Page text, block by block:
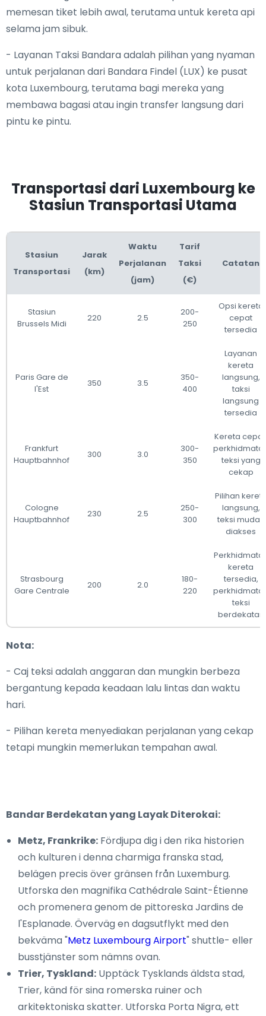
memesan tiket lebih awal, terutama untuk kereta api
selama jam sibuk.
- Layanan Taksi Bandara adalah pilihan yang nyaman
untuk perjalanan dari Bandara Findel (LUX) ke pusat
kota Luxembourg, terutama bagi mereka yang
membawa bagasi atau ingin transfer langsung dari
pintu ke pintu.
Transportasi dari Luxembourg ke
Stasiun Transportasi Utama
Stasiun
Transportasi
Jarak
(km)
Waktu
Perjalanan
(jam)
Tarif
Taksi
(€)
Catatan
Stasiun
Brussels Midi
220 2.5
200-
250
Opsi kereta
cepat
tersedia
Paris Gare de
l'Est
350 3.5
350-
400
Layanan
kereta
langsung,
taksi
langsung
tersedia
Frankfurt
Hauptbahnhof
300 3.0
300-
350
Kereta
teksi yang
cekap
Cologne
Hauptbahnhof
230 2.5
250-
300
Pilihan
langsung,
teksi mudah
diakses
Strasbourg
Gare Centrale
200 2.0
180-
220
kereta
tersedia,
teksi
berdekatan
Nota:
- Caj teksi adalah anggaran dan mungkin berbeza
bergantung kepada keadaan lalu lintas dan waktu
hari.
- Pilihan kereta menyediakan perjalanan yang cekap
tetapi mungkin memerlukan tempahan awal.
Bandar Berdekatan yang Layak Diterokai:
Metz, Frankrike: Fördjupa dig i den rika historien
och kulturen i denna charmiga franska stad,
belägen precis över gränsen från Luxemburg.
Utforska den magnifika Cathédrale Saint-Étienne
och promenera genom de pittoreska Jardins de
l'Esplanade. Överväg en dagsutflykt med den
bekväma "Metz Luxembourg Airport" shuttle- eller
busstjänster som nämns ovan.
Trier, Tyskland: Upptäck Tysklands äldsta stad,
Trier, känd för sina romerska ruiner och
arkitektoniska skatter. Utforska Porta Nigra, ett